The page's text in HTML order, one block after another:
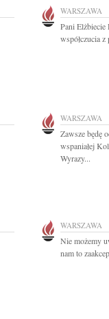
WARSZAWA
Pani Elżbiecie
współczucia
WARSZAWA
Zawsze będę
wspaniałej
Wyrazy...
WARSZAWA
Nie możemy
nam to